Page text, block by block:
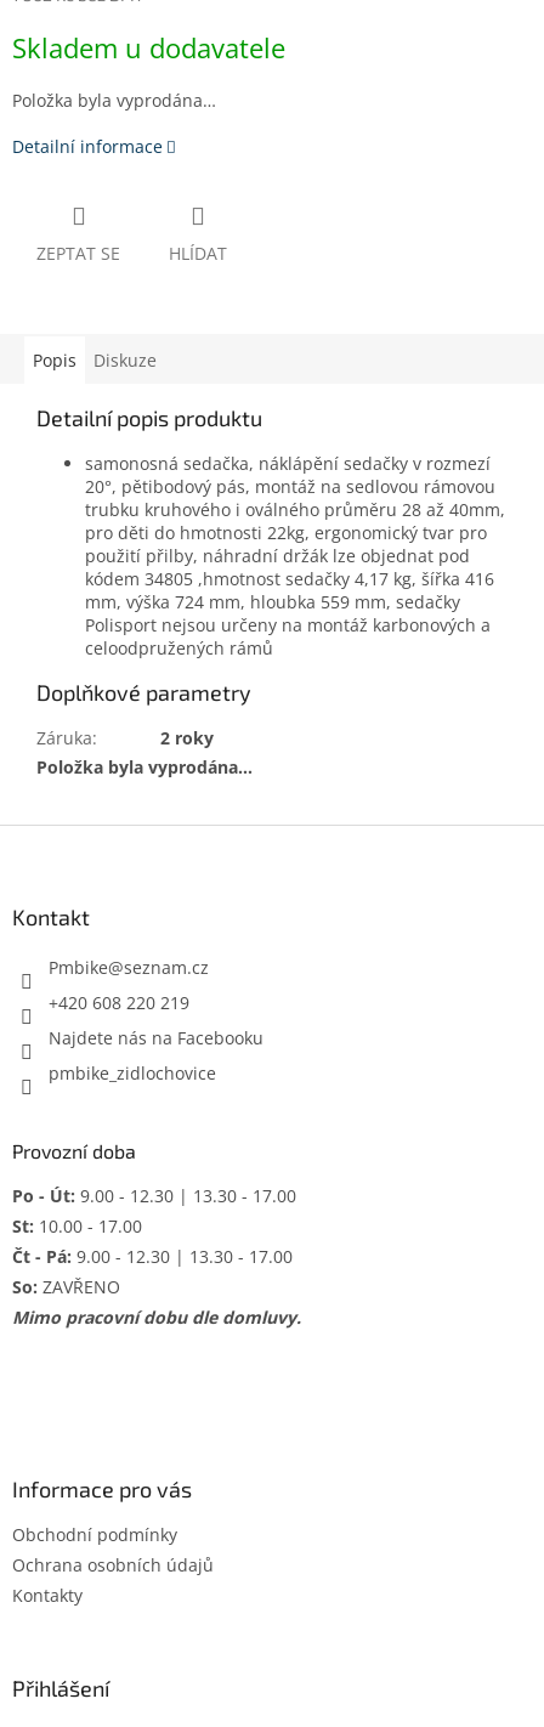
cena:
Skladem u dodavatele
Položka byla vyprodána…
Detailní informace
ZEPTAT SE HLÍDAT
Popis Diskuze
Detailní popis produktu
samonosná sedačka, náklápění sedačky v rozmezí
20°, pětibodový pás, montáž na sedlovou rámovou
trubku kruhového i oválného průměru 28 až 40mm,
pro děti do hmotnosti 22kg, ergonomický tvar pro
použití přilby, náhradní držák lze objednat pod
kódem 34805 ,hmotnost sedačky 4,17 kg, šířka 416
mm, výška 724 mm, hloubka 559 mm, sedačky
Polisport nejsou určeny na montáž karbonových a
celoodpružených rámů
Doplňkové parametry
Záruka:
2 roky
Položka byla vyprodána…
Kontakt
Pmbike@seznam.cz
+420 608 220 219
Najdete nás na Facebooku
pmbike_zidlochovice
Provozní doba
Po - Út: 9.00 - 12.30 | 13.30 - 17.00
St: 10.00 - 17.00
Čt - Pá: 9.00 - 12.30 | 13.30 - 17.00
So: ZAVŘENO
Mimo pracovní dobu dle domluvy.
Informace pro vás
Obchodní podmínky
Ochrana osobních údajů
Kontakty
Přihlášení